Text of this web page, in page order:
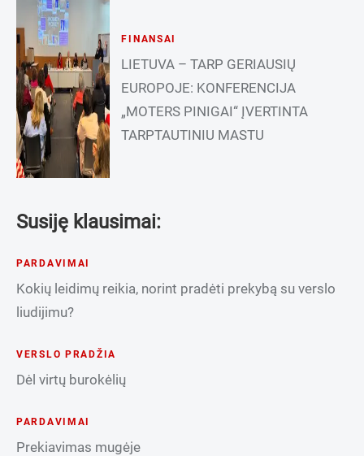
FINANSAI
LIETUVA – TARP GERIAUSIŲ
EUROPOJE: KONFERENCIJA
„MOTERS PINIGAI“ ĮVERTINTA
TARPTAUTINIU MASTU
Susiję klausimai:
PARDAVIMAI
Kokių leidimų reikia, norint pradėti prekybą su verslo
liudijimu?
VERSLO PRADŽIA
Dėl virtų burokėlių
PARDAVIMAI
Prekiavimas mugėje